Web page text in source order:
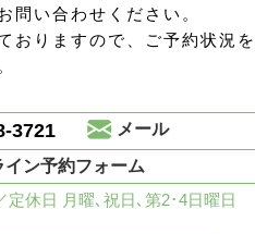
問い合わせください。
おりますので、ご予約状況
3721
メール
イン予約フォーム
定休日 月曜､祝日､第2･4日曜日